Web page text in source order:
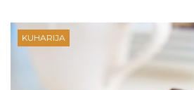
KUHARIJA